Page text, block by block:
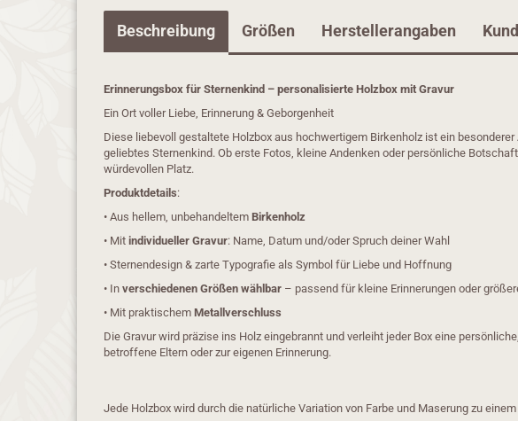
Beschreibung Größen Herstellerangaben
Erinnerungsbox für Sternenkind – personalisierte Holzbox mit Gravur
Ein Ort voller Liebe, Erinnerung & Geborgenheit
Diese liebevoll gestaltete Holzbox aus hochwertigem Birkenholz ist ein
geliebtes Sternenkind. Ob erste Fotos, kleine Andenken oder persönliche
würdevollen Platz.
Produktdetails:
• Aus hellem, unbehandeltem Birkenholz
• Mit individueller Gravur: Name, Datum und/oder Spruch deiner Wahl
• Sternendesign & zarte Typografie als Symbol für Liebe und Hoffnung
• In verschiedenen Größen wählbar – passend für kleine Erinnerungen oder
• Mit praktischem Metallverschluss
Die Gravur wird präzise ins Holz eingebrannt und verleiht jeder Box eine
betroffene Eltern oder zur eigenen Erinnerung.
Jede Holzbox wird durch die natürliche Variation von Farbe und Maserung zu